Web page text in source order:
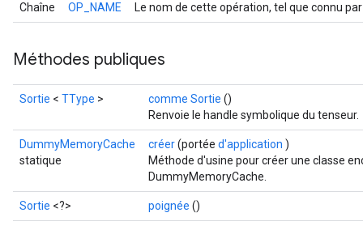
Chaîne OP_NAME Le nom de cette opération, tel que connu
Méthodes publiques
Sortie < TType > comme Sortie ()
Renvoie le handle symbolique du tenseur.
DummyMemoryCache
statique
créer(portée d'application )
Méthode d'usine pour créer une classe
DummyMemoryCache.
Sortie <?> poignée ()